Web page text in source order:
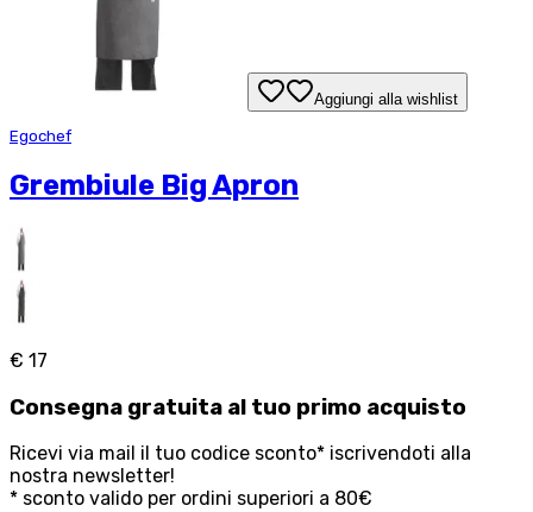
Aggiungi alla wishlist
Egochef
Grembiule Big Apron
€ 17
Consegna gratuita al tuo primo acquisto
Ricevi via mail il tuo codice sconto* iscrivendoti alla
nostra newsletter!
* sconto valido per ordini superiori a 80€